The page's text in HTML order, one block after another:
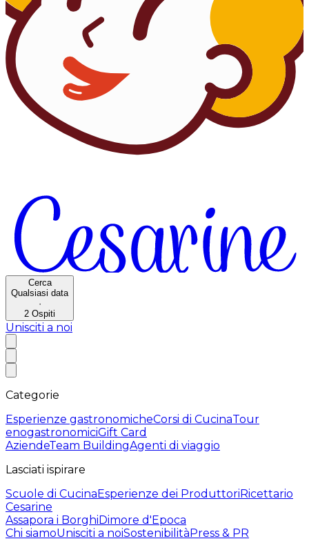
Cerca
Qualsiasi data
·
2 Ospiti
Unisciti a noi
Categorie
Esperienze gastronomicheCorsi di CucinaTour
enogastronomiciGift Card
AziendeTeam BuildingAgenti di viaggio
Lasciati ispirare
Scuole di CucinaEsperienze dei ProduttoriRicettario
Cesarine
Assapora i BorghiDimore d'Epoca
Chi siamoUnisciti a noiSostenibilitàPress & PR